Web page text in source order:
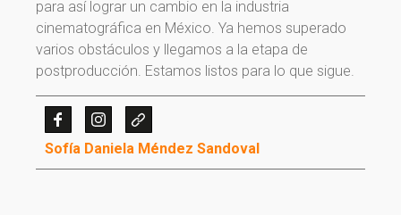
¡Gracias por suscribirte a
nuestra newsletter!
¡Gracias por suscribirte a nuestra newsletter!
para así lograr un cambio en la industria
cinematográfica en México. Ya hemos superado
varios obstáculos y llegamos a la etapa de
postproducción. Estamos listos para lo que sigue.
Sofía Daniela Méndez Sandoval